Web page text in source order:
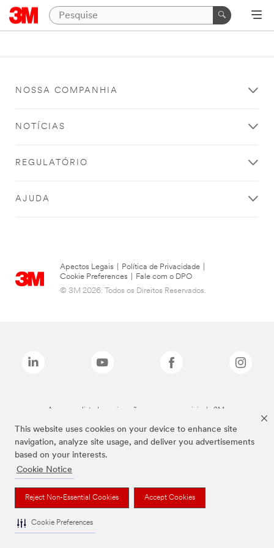
This website uses cookies on your device to enhance site
navigation, analyze site usage, and deliver you advertisements
based on your interests.
Cookie Notice
Reject Non-Essential Cookies Accept Cookies
Cookie Preferences
NOSSA COMPANHIA
NOTÍCIAS
REGULATÓRIO
AJUDA
Apectos Legais Política de Privacidade
Cookie Preferences
Fale com o DPO
© 3M 2026. Todos os Direitos Reservados.
As marcas listadas a cima são marcas comerciais da 3M.